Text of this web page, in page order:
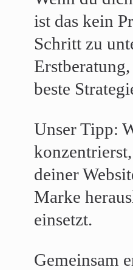
ist das kein
Schritt zu
beste
Unser Tipp:
deiner
Marke
einsetzt.
Gemeinsam